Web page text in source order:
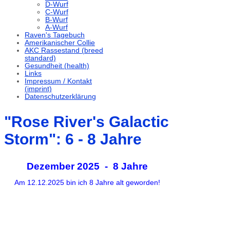
D-Wurf
C-Wurf
B-Wurf
A-Wurf
Raven's Tagebuch
Amerikanischer Collie
AKC Rassestand (breed
standard)
Gesundheit (health)
Links
Impressum / Kontakt
(imprint)
Datenschutzerklärung
"Rose River's Galactic
Storm": 6 - 8 Jahre
Dezember 2025 - 8 Jahre
Am 12.12.2025 bin ich 8 Jahre alt geworden!